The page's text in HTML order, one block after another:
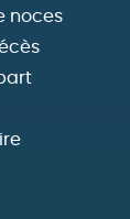
noces